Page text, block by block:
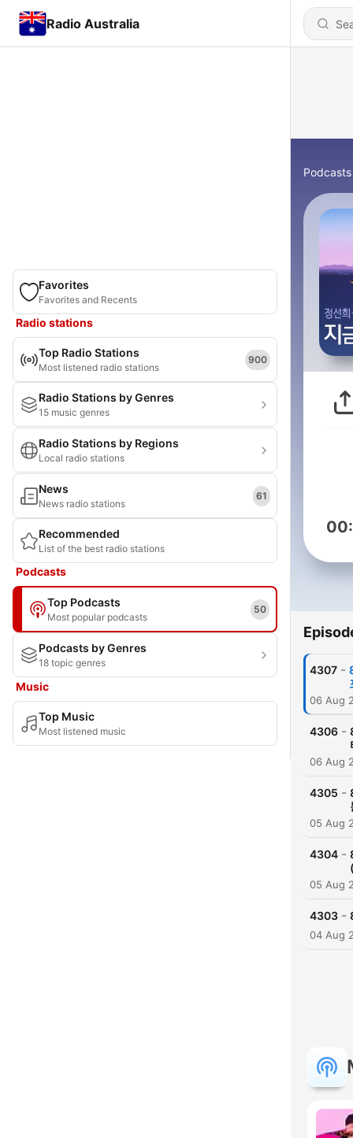
Radio Australia
Favorites
Favorites and Recents
Radio stations
Top Radio Stations
Most listened radio stations
900
Radio Stations by Genres
15 music genres
Radio Stations by Regions
Local radio stations
News
News radio stations
61
Recommended
List of the best radio stations
Podcasts
Top Podcasts
Most popular podcasts
50
Podcasts by Genres
18 topic genres
Music
Top Music
Most listened music
Podcasts
4307 -
06 Aug
4306 -
06 Aug
4305 -
05 Aug
4304 -
05 Aug
4303 -
04 Aug